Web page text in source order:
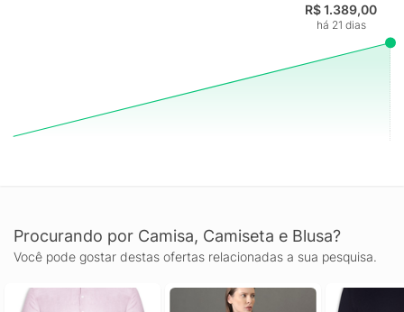
uma camisa social masculina manga longa que una estilo,
R$ 1.389,00
há 21 dias
Procurando por Camisa, Camiseta e Blusa?
Você pode gostar destas ofertas relacionadas a sua pesquisa.